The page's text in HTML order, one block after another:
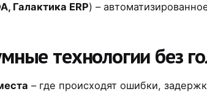
Галактика ERP) –
технологии без
– где происходят ошибки,